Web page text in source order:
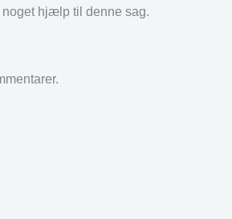
noget hjælp til denne sag.